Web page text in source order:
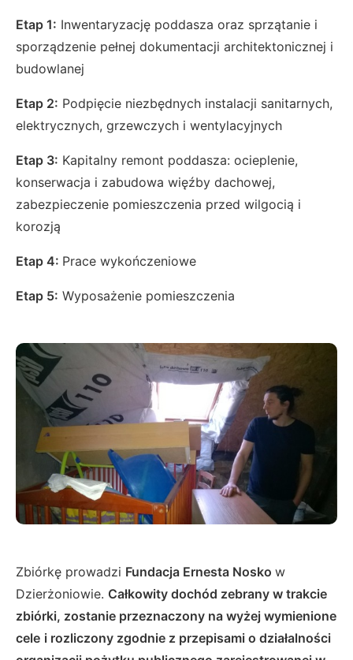
Etap 1: Inwentaryzację poddasza oraz sprzątanie i
sporządzenie pełnej dokumentacji architektonicznej i
budowlanej
Etap 2: Podpięcie niezbędnych instalacji sanitarnych,
elektrycznych, grzewczych i wentylacyjnych
Etap 3: Kapitalny remont poddasza: ocieplenie,
konserwacja i zabudowa więźby dachowej,
zabezpieczenie pomieszczenia przed wilgocią i
korozją
Etap 4: Prace wykończeniowe
Etap 5: Wyposażenie pomieszczenia
Zbiórkę prowadzi Fundacja Ernesta Nosko w
Dzierżoniowie. Całkowity dochód zebrany w trakcie
zbiórki, zostanie przeznaczony na wyżej wymienione
cele i rozliczony zgodnie z przepisami o działalności